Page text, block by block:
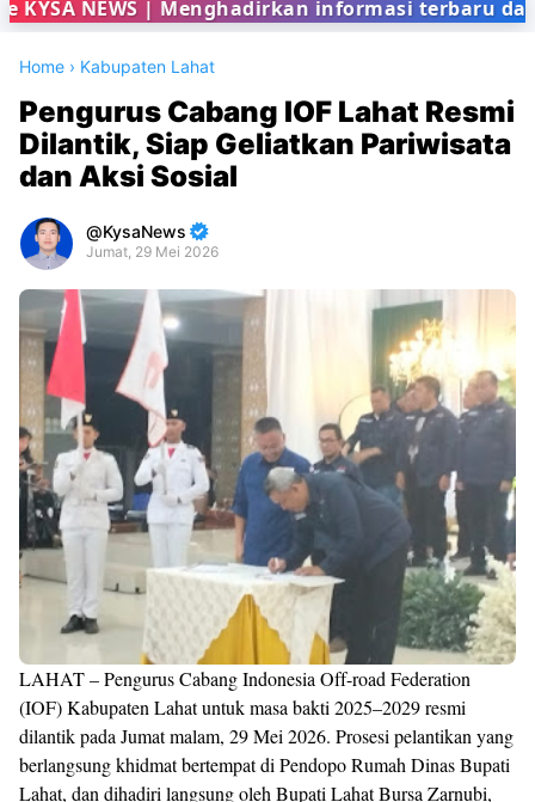
| Menghadirkan informasi terbaru dari
Home › Kabupaten Lahat
Pengurus Cabang IOF Lahat Resmi
Dilantik, Siap Geliatkan Pariwisata
dan Aksi Sosial
KysaNews
Jumat, 29 Mei 2026
Premium
By
Raushan
Design
With
Shroff
Templates
LAHAT – Pengurus Cabang Indonesia Off-road Federation
(IOF) Kabupaten Lahat untuk masa bakti 2025–2029 resmi
dilantik pada Jumat malam, 29 Mei 2026. Prosesi pelantikan yang
berlangsung khidmat bertempat di Pendopo Rumah Dinas Bupati
Lahat, dan dihadiri langsung oleh Bupati Lahat Bursa Zarnubi,